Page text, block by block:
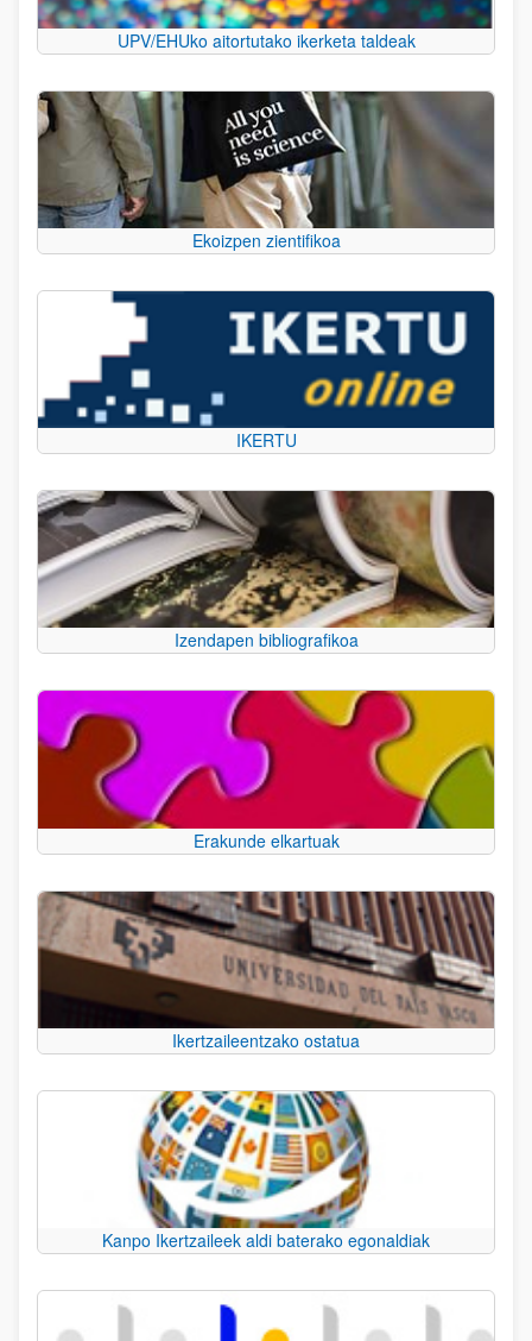
UPV/EHUko aitortutako ikerketa taldeak
Ekoizpen zientifikoa
IKERTU
Izendapen bibliografikoa
Erakunde elkartuak
Ikertzaileentzako ostatua
Kanpo Ikertzaileek aldi baterako egonaldiak